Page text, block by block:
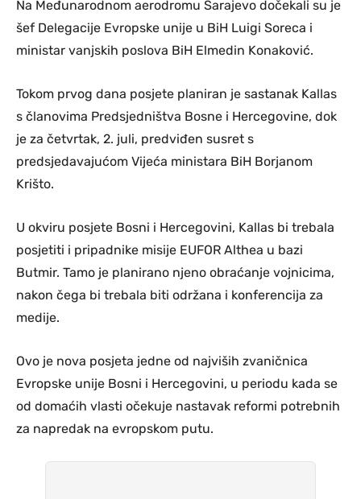
Na Međunarodnom aerodromu Sarajevo dočekali su je
šef Delegacije Evropske unije u BiH Luigi Soreca i
ministar vanjskih poslova BiH Elmedin Konaković.
Tokom prvog dana posjete planiran je sastanak Kallas
s članovima Predsjedništva Bosne i Hercegovine, dok
je za četvrtak, 2. juli, predviđen susret s
predsjedavajućom Vijeća ministara BiH Borjanom
Krišto.
U okviru posjete Bosni i Hercegovini, Kallas bi trebala
posjetiti i pripadnike misije EUFOR Althea u bazi
Butmir. Tamo je planirano njeno obraćanje vojnicima,
nakon čega bi trebala biti održana i konferencija za
medije.
Ovo je nova posjeta jedne od najviših zvaničnica
Evropske unije Bosni i Hercegovini, u periodu kada se
od domaćih vlasti očekuje nastavak reformi potrebnih
za napredak na evropskom putu.